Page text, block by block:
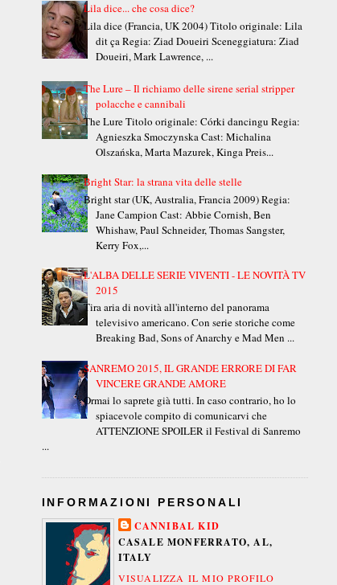
Lila dice... che cosa dice?
Lila dice (Francia, UK 2004) Titolo originale: Lila
dit ça Regia: Ziad Doueiri Sceneggiatura: Ziad
Doueiri, Mark Lawrence, ...
The Lure – Il richiamo delle sirene serial stripper
polacche e cannibali
The Lure Titolo originale: Córki dancingu Regia:
Agnieszka Smoczynska Cast: Michalina
Olszańska, Marta Mazurek, Kinga Preis...
Bright Star: la strana vita delle stelle
Bright star (UK, Australia, Francia 2009) Regia:
Jane Campion Cast: Abbie Cornish, Ben
Whishaw, Paul Schneider, Thomas Sangster,
Kerry Fox,...
L'ALBA DELLE SERIE VIVENTI - LE NOVITÀ TV
2015
Tira aria di novità all'interno del panorama
televisivo americano. Con serie storiche come
Breaking Bad, Sons of Anarchy e Mad Men ...
SANREMO 2015, IL GRANDE ERRORE DI FAR
VINCERE GRANDE AMORE
Ormai lo saprete già tutti. In caso contrario, ho lo
spiacevole compito di comunicarvi che
ATTENZIONE SPOILER il Festival di Sanremo
...
INFORMAZIONI PERSONALI
CANNIBAL KID
CASALE MONFERRATO, AL,
ITALY
VISUALIZZA IL MIO PROFILO